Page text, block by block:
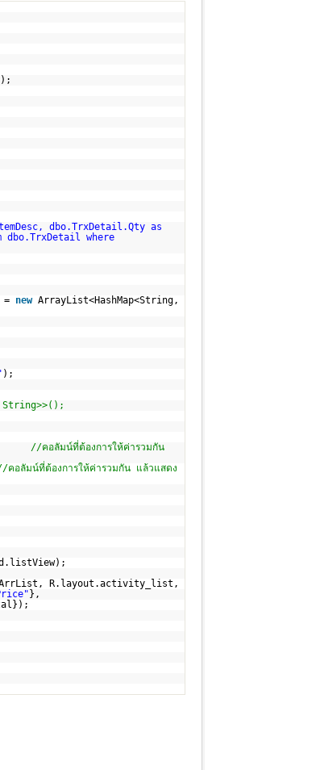
dbo.TrxDetail.Qty as
where
= new ArrayList<HashMap<String,
);
String>>();
//คอลัมน์ที่ต้องการให้ค่ารวมกัน
คอลัมน์ที่ต้องการให้ค่ารวมกัน แล้วแสดง
R.layout.activity_list,
},